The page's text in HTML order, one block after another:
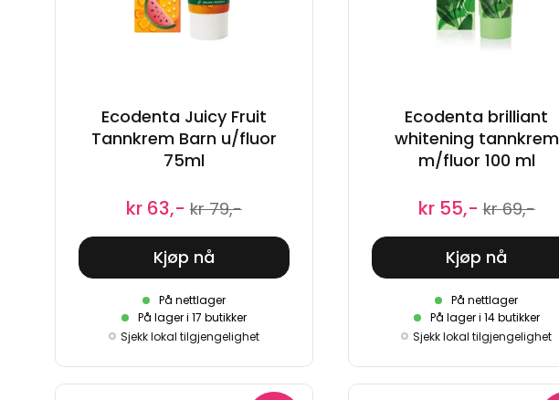
Ecodenta Juicy Fruit
Tannkrem Barn u/fluor
75ml
kr 63,- kr 79,-
Kjøp nå
På nettlager
På lager i 17 butikker
Sjekk lokal tilgjengelighet
Ecodenta brilliant
whitening tannkrem
m/fluor 100 ml
kr 55,- kr 69,-
Kjøp nå
På nettlager
På lager i 14 butikker
Sjekk lokal tilgjengelighet